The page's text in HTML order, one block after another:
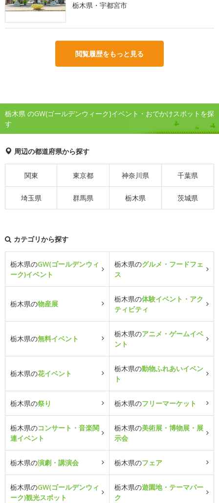
栃木県・宇都宮市
閲覧履歴をもっと見る
栃木県 のGW(ゴールデンウィーク)イベント・おでかけスポットを探
す
周辺の都道府県から探す
関東 東京都 神奈川県 千葉県
埼玉県 群馬県 栃木県 茨城県
カテゴリから探す
栃木県のGW(ゴールデンウィ
ーク)イベント
栃木県のグルメ・フードフェ
ス
栃木県の物産展
栃木県の体験イベント・アク
ティビティ
栃木県の無料イベント
栃木県のアニメ・ゲームイベ
ント
栃木県の花イベント
栃木県の動物ふれあいイベン
ト
栃木県の祭り 栃木県のフリーマーケット
栃木県のコンサート・音楽関
連イベント
栃木県の美術展・博物展・展
示会
栃木県の演劇・講演会 栃木県のフェア
栃木県のGW(ゴールデンウィ
ーク)観光スポット
栃木県の遊園地・テーマパー
ク